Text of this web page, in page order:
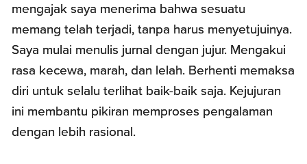
mengajak saya menerima bahwa sesuatu
memang telah terjadi, tanpa harus menyetujuinya.
Saya mulai menulis jurnal dengan jujur. Mengakui
rasa kecewa, marah, dan lelah. Berhenti memaksa
diri untuk selalu terlihat baik-baik saja. Kejujuran
ini membantu pikiran memproses pengalaman
dengan lebih rasional.